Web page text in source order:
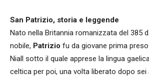
San Patrizio, storia e leggende
Nato nella Britannia romanizzata del 385
nobile, Patrizio fu da giovane prima
Niall sotto il quale apprese la lingua
celtica per poi, una volta liberato dopo sei